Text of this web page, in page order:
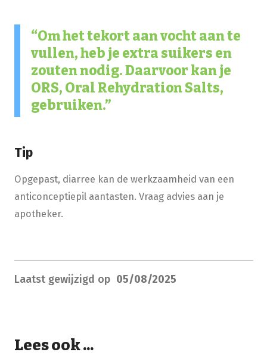
Om het tekort aan vocht aan te
vullen, heb je extra suikers en
zouten nodig. Daarvoor kan je
ORS, Oral Rehydration Salts,
gebruiken.
Tip
Opgepast, diarree kan de werkzaamheid van een
anticonceptiepil aantasten. Vraag advies aan je
apotheker.
Laatst gewijzigd op 05/08/2025
Lees ook ...